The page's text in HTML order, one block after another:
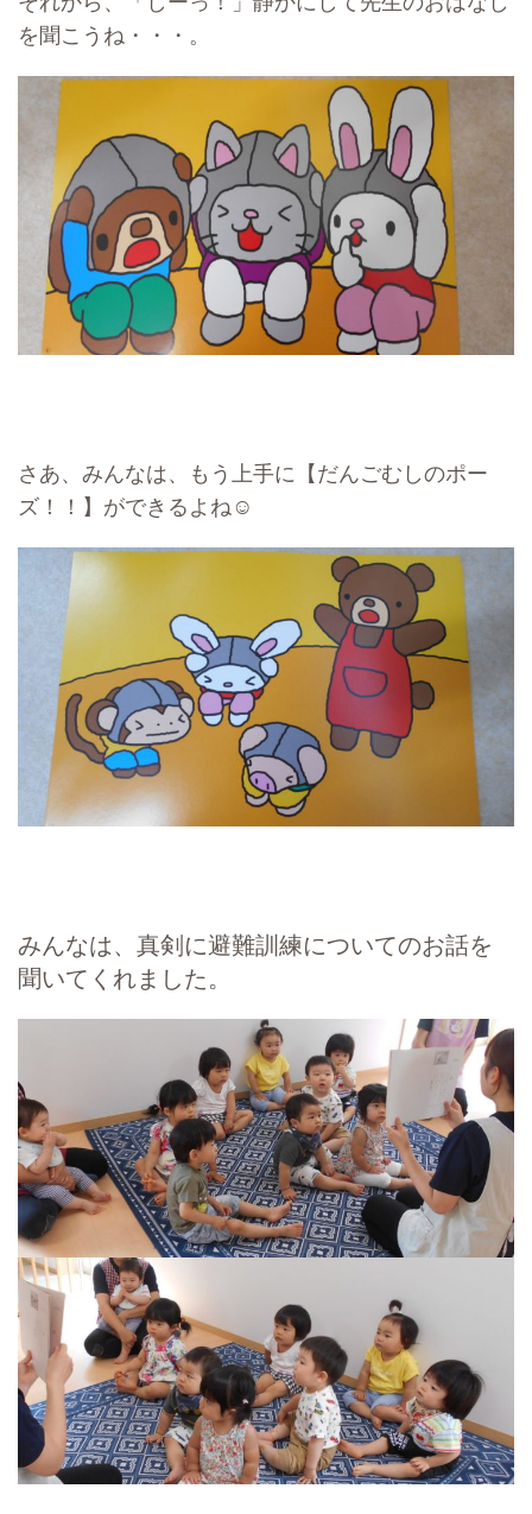
を聞こうね・・・。
さあ、みんなは、もう上手に【だんごむしのポー
ズ！！】ができるよね☺
みんなは、真剣に避難訓練についてのお話を
聞いてくれました。